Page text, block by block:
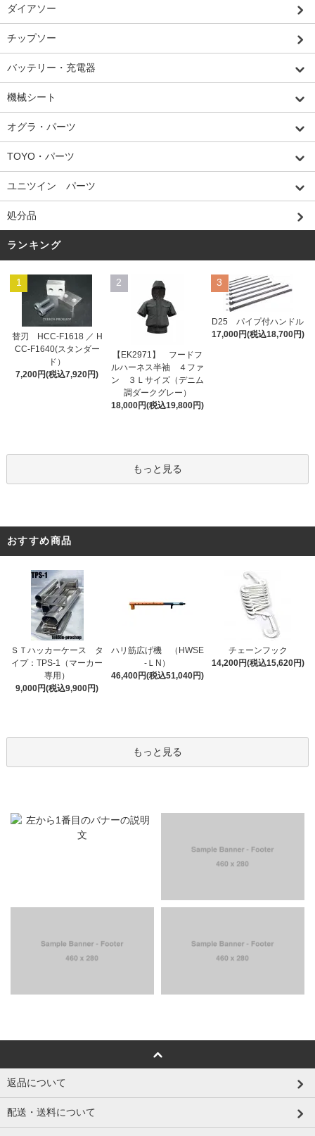
ダイアソー
チップソー
バッテリー・充電器
機械シート
オグラ・パーツ
TOYO・パーツ
ユニツイン パーツ
処分品
ランキング
1
替刃 HCC-F1618 ／ H
CC-F1640(スタンダー
ド）
7,200円(税込7,920円)
2
【EK2971】 フードフ
ルハーネス半袖 ４ファ
ン ３Ｌサイズ（デニム
調ダークグレー）
18,000円(税込19,800円)
3
D25 パイプ付ハンドル
17,000円(税込18,700円)
もっと見る
おすすめ商品
ＳＴハッカーケース タ
イプ：TPS-1（マーカー
専用）
9,000円(税込9,900円)
ハリ筋広げ機 （HWSE
-ＬN）
46,400円(税込51,040円)
チェーンフック
14,200円(税込15,620円)
もっと見る
返品について
配送・送料について